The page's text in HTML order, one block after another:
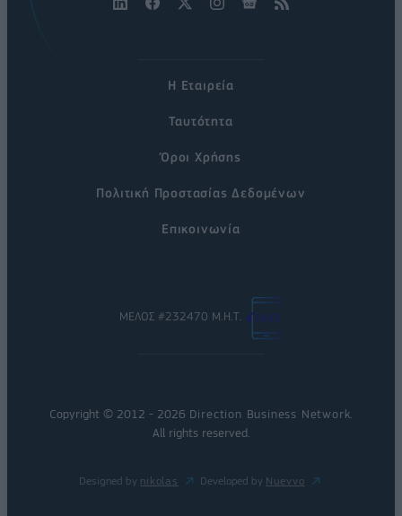
Η Εταιρεία
Ταυτότητα
Όροι Χρήσης
Πολιτική Προστασίας Δεδομένων
Επικοινωνία
ΜΕΛΟΣ #232470 Μ.Η.Τ.
Copyright © 2012 - 2026 Direction Business Network
All rights reserved.
Designed by nikolas Developed by Nuevvo